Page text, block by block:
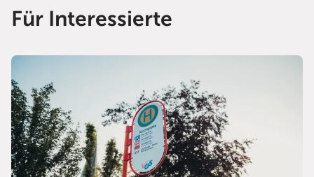
Für Interessierte